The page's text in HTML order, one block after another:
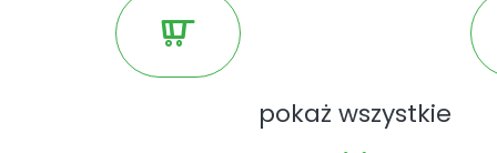
pokaż wszystkie